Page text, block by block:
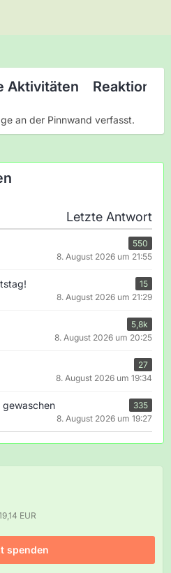
Aktivitäten Reaktionen
an der Pinnwand verfasst.
Letzte Antwort
550
8. August 2026 um 21:55
15
8. August 2026 um 21:29
5,8k
8. August 2026 um 20:25
27
8. August 2026 um 19:34
335
8. August 2026 um 19:27
EUR
spenden